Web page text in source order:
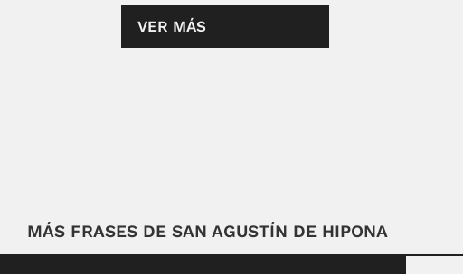
VER MÁS
MÁS FRASES DE SAN AGUSTÍN DE HIPONA